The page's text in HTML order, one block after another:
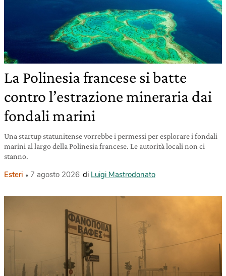
La Polinesia francese si batte
contro l’estrazione mineraria dai
fondali marini
Una startup statunitense vorrebbe i permessi per esplorare i fondali
marini al largo della Polinesia francese. Le autorità locali non ci
stanno.
Esteri 7 agosto 2026 di Luigi Mastrodonato